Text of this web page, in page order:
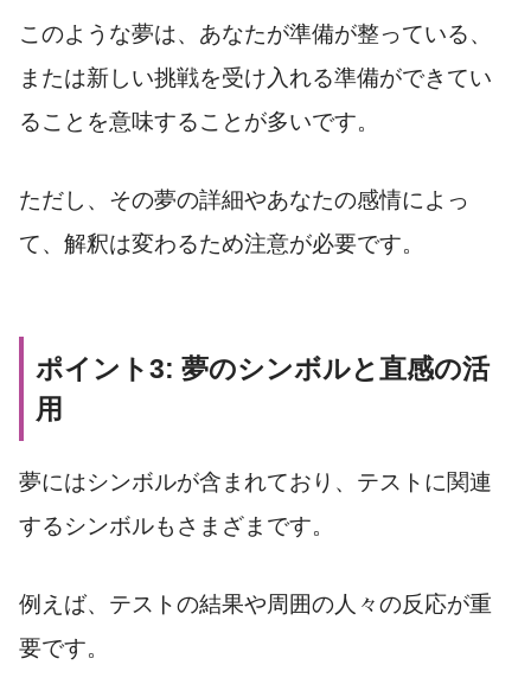
このような夢は、あなたが準備が整っている、
または新しい挑戦を受け入れる準備ができてい
ることを意味することが多いです。
ただし、その夢の詳細やあなたの感情によっ
て、解釈は変わるため注意が必要です。
ポイント3: 夢のシンボルと直感の活
用
夢にはシンボルが含まれており、テストに関連
するシンボルもさまざまです。
例えば、テストの結果や周囲の人々の反応が重
要です。